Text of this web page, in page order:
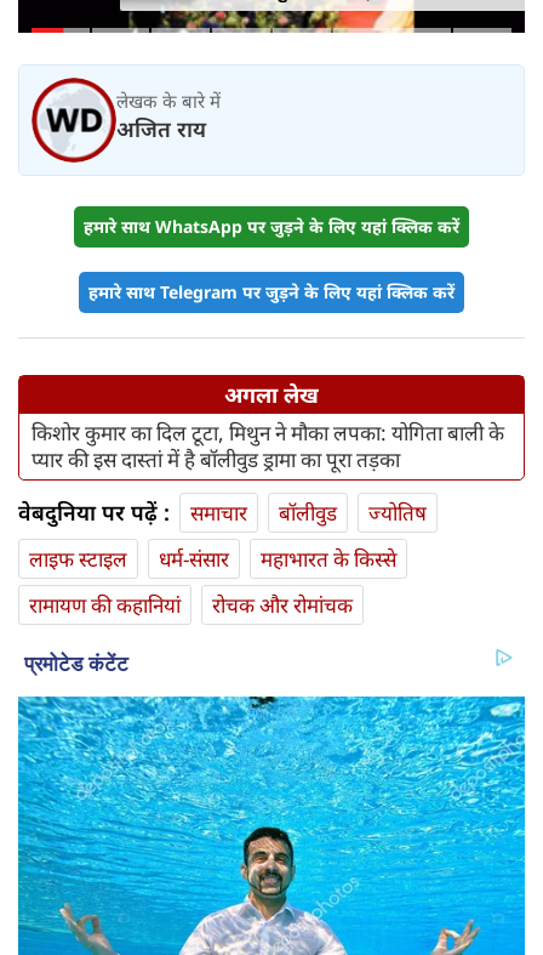
लेखक के बारे में
अजित राय
हमारे साथ WhatsApp पर जुड़ने के लिए यहां क्लिक करें
हमारे साथ Telegram पर जुड़ने के लिए यहां क्लिक करें
अगला लेख
किशोर कुमार का दिल टूटा, मिथुन ने मौका लपका: योगिता बाली के
प्यार की इस दास्तां में है बॉलीवुड ड्रामा का पूरा तड़का
वेबदुनिया पर पढ़ें : समाचार बॉलीवुड
ज्योतिष
लाइफ स्‍टाइल
धर्म-संसार
महाभारत के किस्से
रामायण की कहानियां
रोचक और रोमांचक